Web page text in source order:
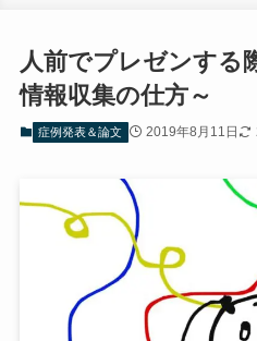
人前でプレゼンする
情報収集の仕方～
症例発表＆論文 2019年8月11日